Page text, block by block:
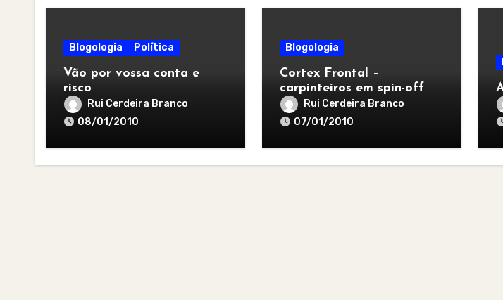
Blogologia Política
Vão por vossa conta e
risco
Rui Cerdeira Branco
08/01/2010
Blogologia
Cortex Frontal –
carpinteiros em spin-off
Rui Cerdeira Branco
07/01/2010